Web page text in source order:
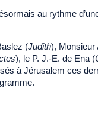
au rythme
(Judith), Monsieur
), le P. J.-E. de Ena (
à Jérusalem ces